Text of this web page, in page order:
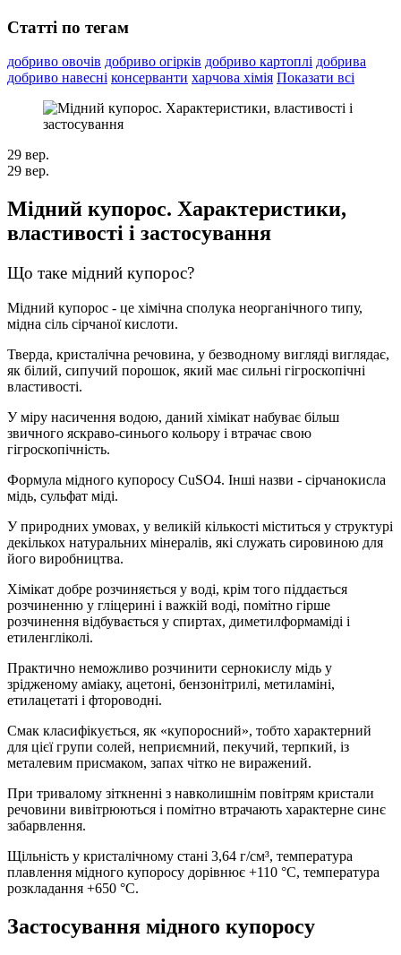
Статті по тегам
добриво овочів добриво огірків добриво картоплі добрива
добриво навесні консерванти харчова хімія Показати всі
29 вер.
29 вер.
Мідний купорос. Характеристики,
властивості і застосування
Що таке мідний купорос?
Мідний купорос - це хімічна сполука неорганічного типу,
мідна сіль сірчаної кислоти.
Тверда, кристалічна речовина, у безводному вигляді виглядає,
як білий, сипучий порошок, який має сильні гігроскопічні
властивості.
У міру насичення водою, даний хімікат набуває більш
звичного яскраво-синього кольору і втрачає свою
гігроскопічність.
Формула мідного купоросу CuSO4. Інші назви - сірчанокисла
мідь, сульфат міді.
У природних умовах, у великій кількості міститься у структурі
декількох натуральних мінералів, які служать сировиною для
його виробництва.
Хімікат добре розчиняється у воді, крім того піддається
розчиненню у гліцерині і важкій воді, помітно гірше
розчинення відбувається у спиртах, диметилформаміді і
етиленгліколі.
Практично неможливо розчинити сернокислу мідь у
зрідженому аміаку, ацетоні, бензонітрилі, метиламіні,
етилацетаті і фтороводні.
Смак класифікується, як «купоросний», тобто характерний
для цієї групи солей, неприємний, пекучий, терпкий, із
металевим присмаком, запах чітко не виражений.
При тривалому зіткненні з навколишнім повітрям кристали
речовини вивітрюються і помітно втрачають характерне синє
забарвлення.
Щільність у кристалічному стані 3,64 г/см³, температура
плавлення мідного купоросу дорівнює +110 °C, температура
розкладання +650 °C.
Застосування мідного купоросу